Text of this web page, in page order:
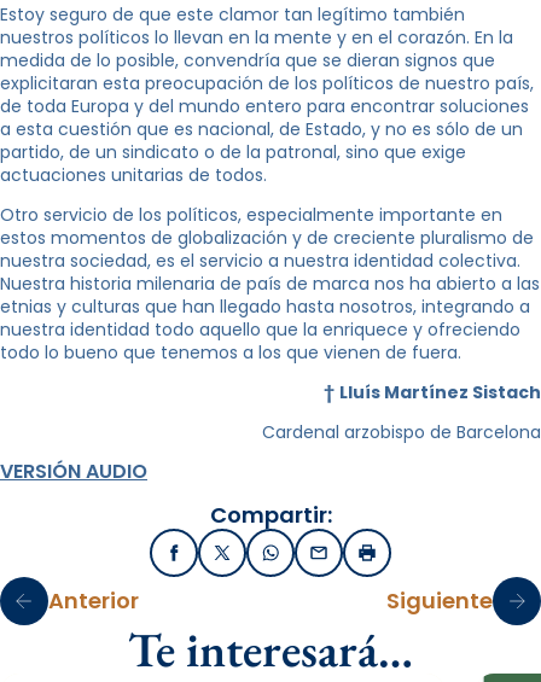
Estoy seguro de que este clamor tan legítimo también
nuestros políticos lo llevan en la mente y en el corazón. En la
medida de lo posible, convendría que se dieran signos que
explicitaran esta preocupación de los políticos de nuestro país,
de toda Europa y del mundo entero para encontrar soluciones
a esta cuestión que es nacional, de Estado, y no es sólo de un
partido, de un sindicato o de la patronal, sino que exige
actuaciones unitarias de todos.
Otro servicio de los políticos, especialmente importante en
estos momentos de globalización y de creciente pluralismo de
nuestra sociedad, es el servicio a nuestra identidad colectiva.
Nuestra historia milenaria de país de marca nos ha abierto a las
etnias y culturas que han llegado hasta nosotros, integrando a
nuestra identidad todo aquello que la enriquece y ofreciendo
todo lo bueno que tenemos a los que vienen de fuera.
† Lluís Martínez Sistach
Cardenal arzobispo de Barcelona
VERSIÓN AUDIO
Compartir:
FacebookX / TwitterWhatsApp
EmailImprimir
Anterior Siguiente
Te interesará…